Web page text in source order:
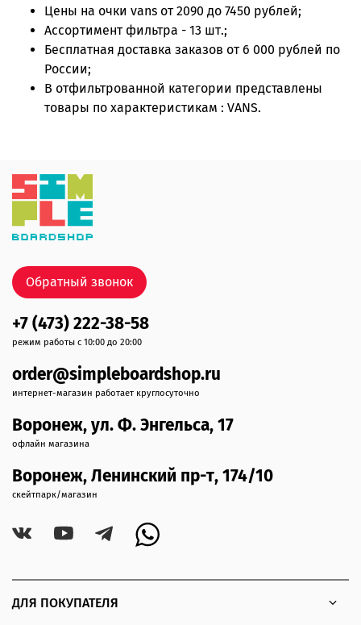
Цены на очки vans от 2090 до 7450 рублей;
Ассортимент фильтра - 13 шт.;
Бесплатная доставка заказов от 6 000 рублей по
России;
В отфильтрованной категории представлены
товары по характеристикам : VANS.
ДЛЯ ПОКУПАТЕЛЯ
+7 (473) 222-38-58
режим работы с 10:00 до 20:00
order@simpleboardshop.ru
интернет-магазин работает круглосуточно
Воронеж, ул. Ф. Энгельса, 17
офлайн магазина
Воронеж, Ленинский пр-т, 174/10
скейтпарк/магазин
Обратный звонок